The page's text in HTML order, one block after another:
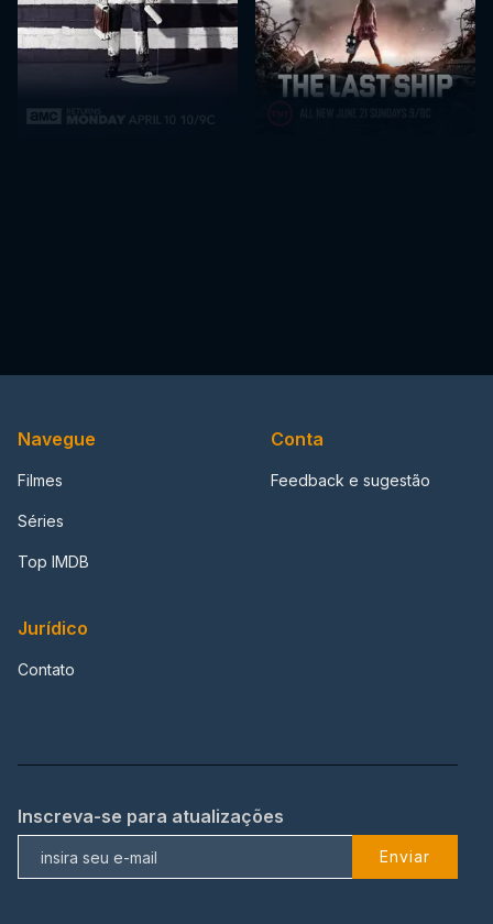
Navegue
Filmes
Séries
Top IMDB
Conta
Feedback e sugestão
Jurídico
Contato
Inscreva-se para atualizações
Enviar